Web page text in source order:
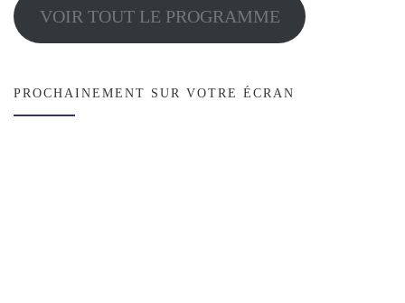
VOIR TOUT LE PROGRAMME
PROCHAINEMENT SUR VOTRE ÉCRAN